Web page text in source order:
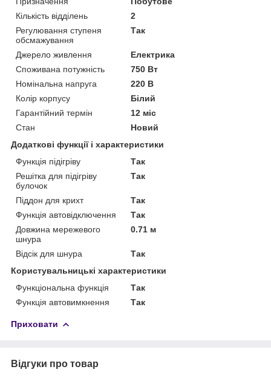
Кількість відділень
2
Регулювання ступеня
обсмажування
Так
Джерело живлення
Електрика
Споживана потужність
750 Вт
Номінальна напруга
220 В
Колір корпусу
Білий
Гарантійний термін
12 міс
Стан
Новий
Додаткові функції і характеристики
Функція підігріву
Так
Решітка для підігріву
булочок
Так
Піддон для крихт
Так
Функція автовідключення
Так
Довжина мережевого
шнура
0.71 м
Відсік для шнура
Так
Користувальницькі характеристики
Функціональна функція
Так
Функція автовимкнення
Так
Приховати
Відгуки про товар